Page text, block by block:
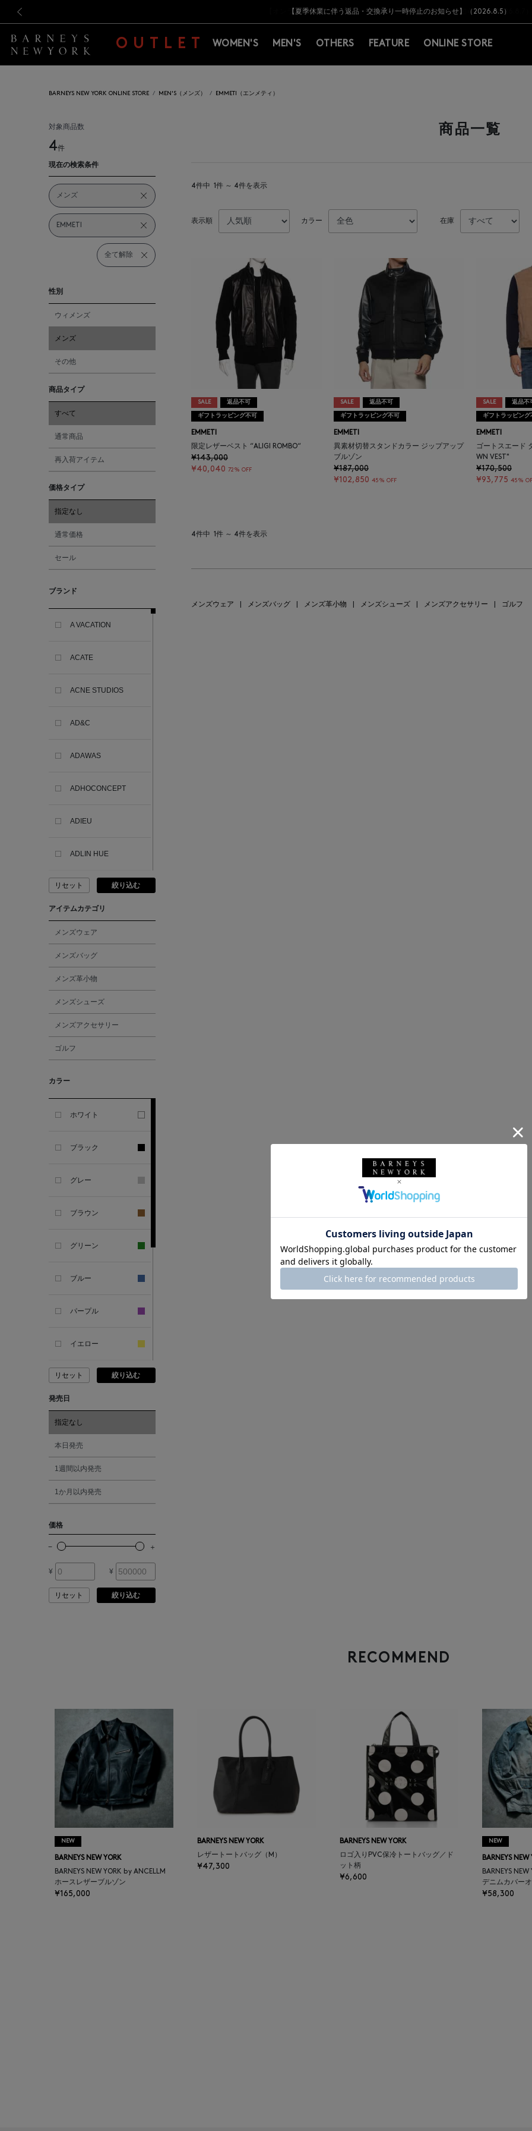
新規登録のお客様も対象！＜MY BARNEYS＞会員のお客様は11,000円（税込）以上のお買上げで常時送料無料
【夏季休業に伴う出荷一時停止のお知らせ】(2026.8.7)
【オンラインストア カスタマーセンター夏季休業に関するお知らせ】（2026.8.7）
【夏季休業に伴う返品・交換承り一時停止のお知らせ】（2026.8.5）
熊本県を中心とした地震の影響によるお荷物のお届けについて
【開催中】SUMMER SALEのご案内・ご注意事項
新規登録のお客様も対象！＜MY BARNEYS＞会員のお客様は11,000円（税込）以上のお買上げで常時送料無料
【夏季休業に伴う出荷一時停止のお知らせ】(2026.8.7)
OUTLET WOMEN'S MEN'S OTHERS FEATURE ONLINE STORE
BARNEYS NEW YORK ONLINE STORE MEN'S（メンズ） EMMETI（エンメティ）
対象商品数
4件
現在の検索条件
メンズ
EMMETI
全て解除
性別
ウィメンズ
メンズ
その他
商品タイプ
すべて
通常商品
再入荷アイテム
価格タイプ
指定なし
通常価格
セール
ブランド
A VACATION
ACATE
ACNE STUDIOS
AD&C
ADAWAS
ADHOCONCEPT
ADIEU
ADLIN HUE
ADVISORY BOARD
AESOP
ALBERT THURSTON
ALESSANDRO
SANDAL
ANDERSONS
ANTIPAST
ANYA HINDMARCH
ARCS LONDON
ARIANNA
ASAUCE MELER
ATELIER AMBOISE
ATTO VANNUCCI
FIRENZE
AURALEE
AUTRY
BAGUTTA
BAKUNE
リセット 絞り込む
アイテムカテゴリ
メンズウェア
メンズバッグ
メンズ革小物
メンズシューズ
メンズアクセサリー
ゴルフ
カラー
ホワイト
ブラック
グレー
ブラウン
グリーン
ブルー
パープル
イエロー
ピンク
レッド
オレンジ
シルバー
リセット 絞り込む
発売日
指定なし
本日発売
1週間以内発売
1か月以内発売
価格
¥ ¥
リセット 絞り込む
商品一覧
4件中 1件 ～ 4件を表示
表示順 カラー 在庫
SALE 返品不可
ギフトラッピング不可
EMMETI
限定レザーベスト “ALIGI ROMBO“
¥143,000
¥40,040 72% OFF
SALE 返品不可
ギフトラッピング不可
EMMETI
異素材切替スタンドカラー ジップアップ
ブルゾン
¥187,000
¥102,850 45% OFF
SALE 返品不
ギフトラッピング
EMMETI
ゴートスエード
WN VEST"
¥170,500
¥93,775 45%
4件中 1件 ～ 4件を表示
メンズウェア メンズバッグ メンズ革小物 メンズシューズ メンズアクセサリー ゴルフ
RECOMMEND
NEW
BARNEYS NEW YORK
BARNEYS NEW YORK by ANCELLM
ホースレザーブルゾン
¥165,000
BARNEYS NEW YORK
レザートートバッグ（M）
¥47,300
BARNEYS NEW YORK
ロゴ入りPVC保冷トートバッグ／ド
ット柄
¥6,600
NEW
BARNEYS NEW
BARNEYS
デニムカバー
¥58,300